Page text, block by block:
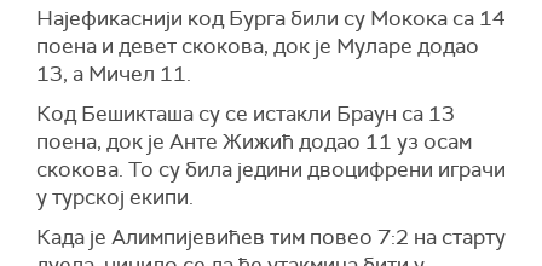
Најефикаснији код Бурга били су Мокока са 14
поена и девет скокова, док је Муларе додао
13, а Мичел 11.
Код Бешикташа су се истакли Браун са 13
поена, док је Анте Жижић додао 11 уз осам
скокова. То су била једини двоцифрени играчи
у турској екипи.
Када је Алимпијевићев тим повео 7:2 на старту